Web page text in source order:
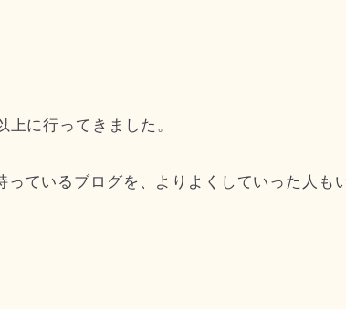
に行ってきました。
ているブログを、よりよくしていった人も